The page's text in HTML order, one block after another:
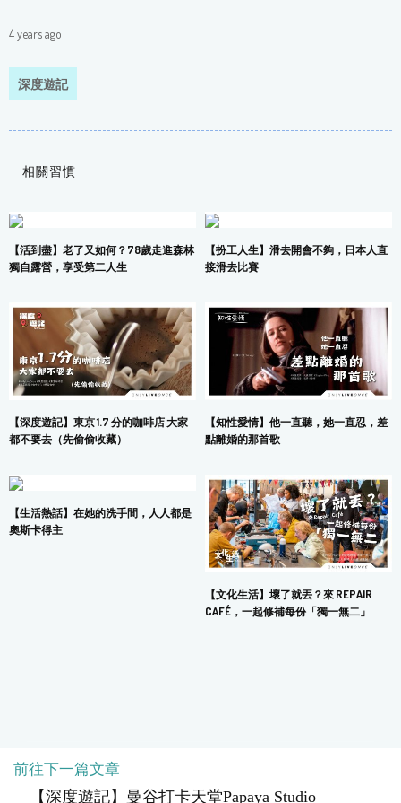
4 years ago
深度遊記
相關習慣
【活到盡】老了又如何？78歲走進森林
獨自露營，享受第二人生
【扮工人生】滑去開會不夠，日本人直
接滑去比賽
【深度遊記】東京 1.7 分的咖啡店 大家
都不要去（先偷偷收藏）
【知性愛情】他一直聽，她一直忍，差
點離婚的那首歌
【生活熱話】在她的洗手間，人人都是
奧斯卡得主
【文化生活】壞了就丟？來 REPAIR
CAFÉ，一起修補每份「獨一無二」
前往下一篇文章
【深度遊記】曼谷打卡天堂Papaya Studio
COPYRIGHT © 2024 MARS DIGITAL LIMITED.
使用條款|私隱政策